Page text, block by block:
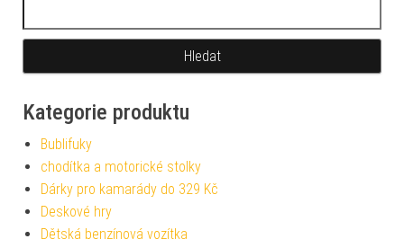
Kategorie produktu
Bublifuky
chodítka a motorické stolky
Dárky pro kamarády do 329 Kč
Deskové hry
Dětská benzínová vozítka